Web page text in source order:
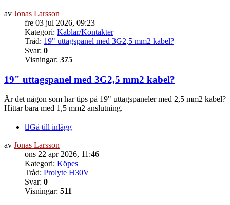
av Jonas Larsson
fre 03 jul 2026, 09:23
Kategori: Kablar/Kontakter
Tråd: 19" uttagspanel med 3G2,5 mm2 kabel?
Svar: 0
Visningar: 375
19" uttagspanel med 3G2,5 mm2 kabel?
Är det någon som har tips på 19" uttagspaneler med 2,5 mm2 kabel?
Hittar bara med 1,5 mm2 anslutning.
Gå till inlägg
av Jonas Larsson
ons 22 apr 2026, 11:46
Kategori: Köpes
Tråd: Prolyte H30V
Svar: 0
Visningar: 511